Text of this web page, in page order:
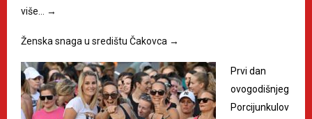
više…
→
Ženska snaga u središtu Čakovca →
Prvi dan
ovogodišnjeg
Porcijunkulov